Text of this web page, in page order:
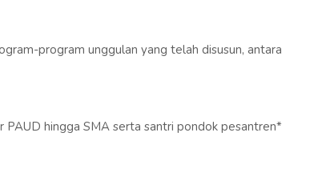
program unggulan yang telah disusun, antara
hingga SMA serta santri pondok pesantren*